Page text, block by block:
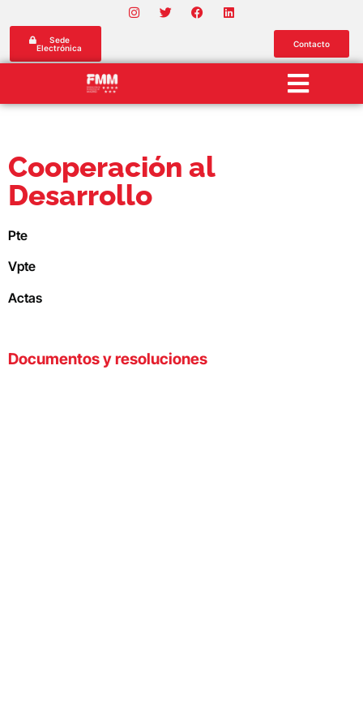
Sede
Electrónica
Contacto
Cooperación al
Desarrollo
Pte
Vpte
Actas
Documentos y resoluciones